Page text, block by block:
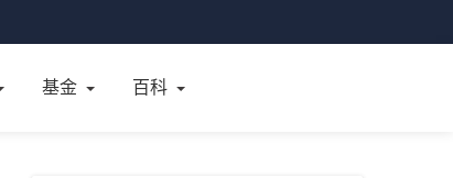
基金 百科